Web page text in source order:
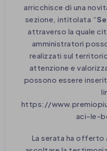
arricchisce di una
sezione, intitolata “
attraverso la quale
amministratori
realizzati sul
attenzione e
possono essere
https://
aci-le-
La serata ha offerto